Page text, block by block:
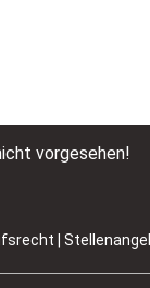
vorgesehen!